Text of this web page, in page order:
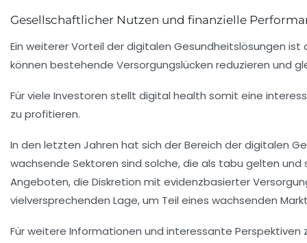
Gesellschaftlicher Nutzen und finanzielle
Ein weiterer Vorteil der digitalen Gesundheitslösungen
können bestehende Versorgungslücken reduzieren und
Für viele Investoren stellt digital health somit eine
zu profitieren.
In den letzten Jahren hat sich der Bereich der digitalen
wachsende Sektoren sind solche, die als tabu gelten und
Angeboten, die Diskretion mit evidenzbasierter
vielversprechenden Lage, um Teil eines wachsenden
Für weitere Informationen und interessante Perspektiven